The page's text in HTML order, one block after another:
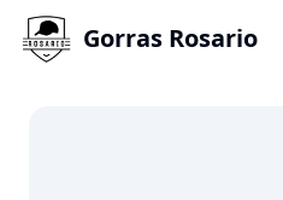
Gorras Rosario